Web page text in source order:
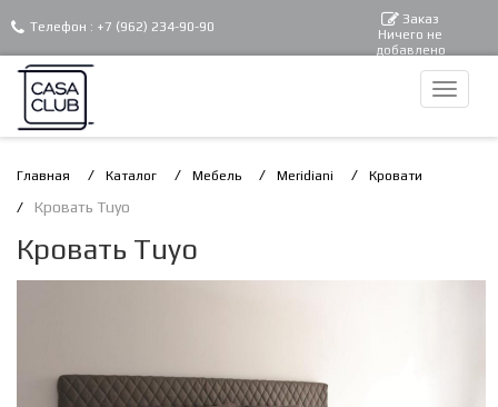
Телефон : +7 (962) 234-90-90 Заказ
Ничего не
добавлено
Главная Каталог Мебель Meridiani Кровати
Кровать Tuyo
Кровать Tuyo